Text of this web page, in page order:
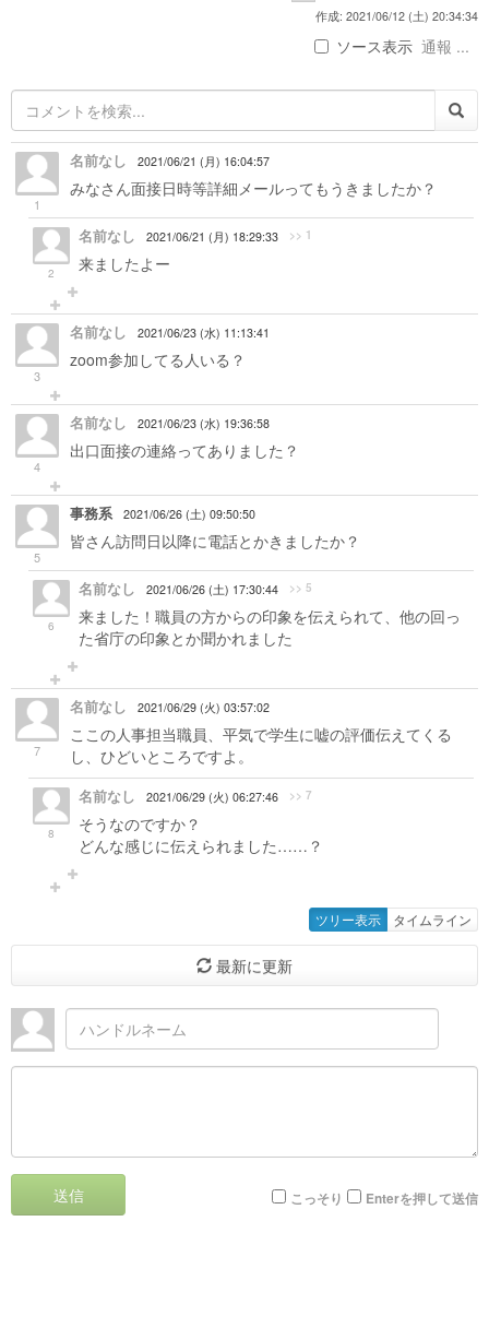
作成: 2021/06/12 (土) 20:34:34
ソース表示 通報 ...
1
名前なし 2021/06/21 (月) 16:04:57
みなさん面接日時等詳細メールってもうきましたか？
2
名前なし 2021/06/21 (月) 18:29:33 >> 1
来ましたよー
3
名前なし 2021/06/23 (水) 11:13:41
zoom参加してる人いる？
4
名前なし 2021/06/23 (水) 19:36:58
出口面接の連絡ってありました？
5
事務系 2021/06/26 (土) 09:50:50
皆さん訪問日以降に電話とかきましたか？
6
名前なし 2021/06/26 (土) 17:30:44 >> 5
来ました！職員の方からの印象を伝えられて、他の回っ
た省庁の印象とか聞かれました
7
名前なし 2021/06/29 (火) 03:57:02
ここの人事担当職員、平気で学生に嘘の評価伝えてくる
し、ひどいところですよ。
8
名前なし 2021/06/29 (火) 06:27:46 >> 7
そうなのですか？
どんな感じに伝えられました……？
ツリー表示 タイムライン
最新に更新
送信 こっそり Enterを押して送信